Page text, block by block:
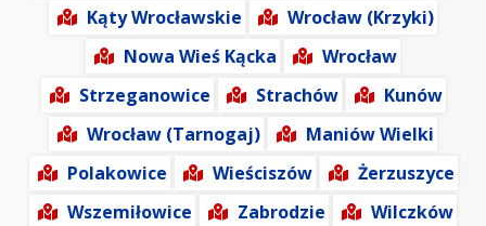
Kąty Wrocławskie
Wrocław (Krzyki)
Nowa Wieś Kącka
Wrocław
Strzeganowice
Strachów
Kunów
Wrocław (Tarnogaj)
Maniów Wielki
Polakowice
Wieściszów
Żerzuszyce
Wszemiłowice
Zabrodzie
Wilczków